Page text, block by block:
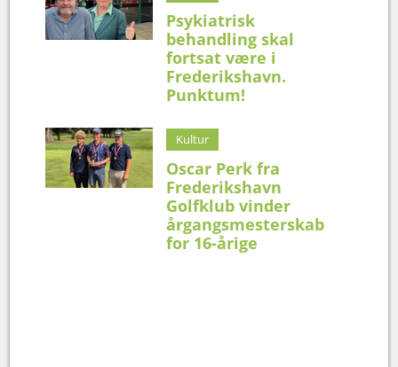
Psykiatrisk
behandling skal
fortsat være i
Frederikshavn.
Punktum!
Kultur
Oscar Perk fra
Frederikshavn
Golfklub vinder
årgangsmesterskab
for 16-årige